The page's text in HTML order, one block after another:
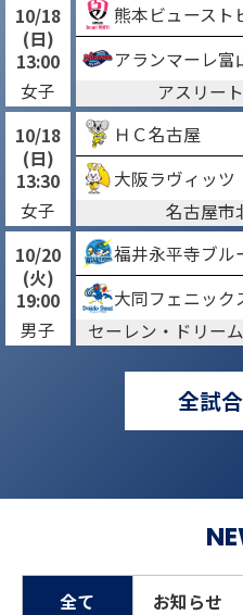
10/18
(日)
13:00
熊本ビュースト
アランマーレ富
女子
アスリー
10/18
(日)
13:30
ＨＣ名古屋
大阪ラヴィッツ
女子
名古屋市
10/20
(火)
19:00
福井永平寺ブル
大同フェニック
男子
セーレン・ドリー
全試
全て お知らせ